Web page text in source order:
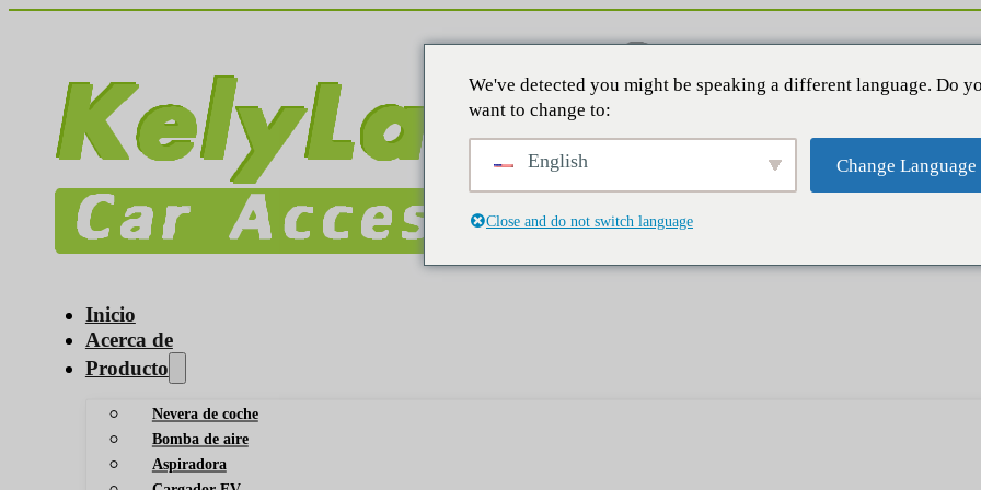
Inicio
Acerca de
Producto
Nevera de coche
Bomba de aire
Aspiradora
We've detected you might be speaking a different language. Do
want to change to:
English Change Language
Close and do not switch language